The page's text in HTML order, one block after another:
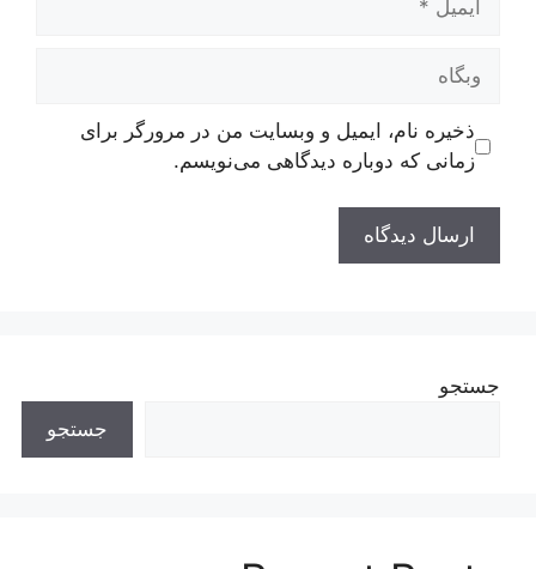
وبگاه
ذخیره نام، ایمیل و وبسایت من در مرورگر برای
زمانی که دوباره دیدگاهی می‌نویسم.
جستجو
جستجو